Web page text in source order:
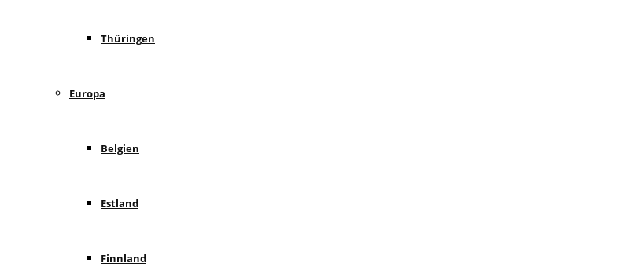
Thüringen
Europa
Belgien
Estland
Finnland